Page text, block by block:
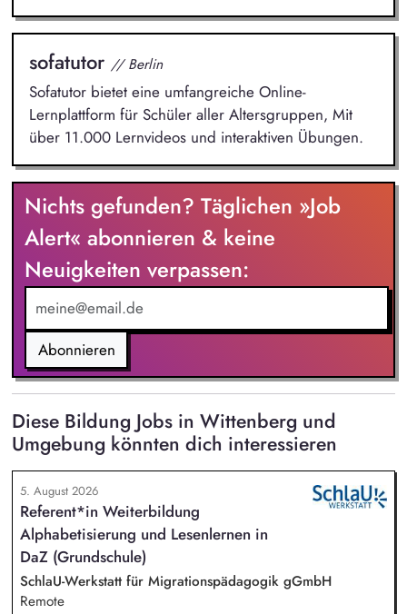
sofatutor // Berlin
Sofatutor bietet eine umfangreiche Online-
Lernplattform für Schüler aller Altersgruppen, Mit
über 11.000 Lernvideos und interaktiven Übungen.
Nichts gefunden? Täglichen »Job
Alert« abonnieren & keine
Neuigkeiten verpassen:
Abonnieren
Diese Bildung Jobs in Wittenberg und
Umgebung könnten dich interessieren
5. August 2026
Referent*in Weiterbildung
Alphabetisierung und Lesenlernen in
DaZ (Grundschule)
SchlaU-Werkstatt für Migrationspädagogik gGmbH
Remote